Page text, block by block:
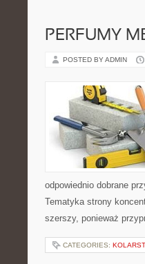
PERFUMY
POSTED BY ADMIN
odpowiednio dobrane
Tematyka strony
szerszy, ponieważ
CATEGORIES: